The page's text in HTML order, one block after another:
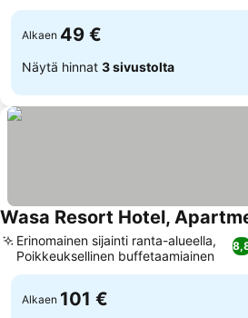
Alkaen 49 €
Näytä hinnat 3 sivustolta
Wasa Resort Hotel,
Erinomainen sijainti ranta-alueella,
Poikkeuksellinen buffetaamiainen
Alkaen 101 €